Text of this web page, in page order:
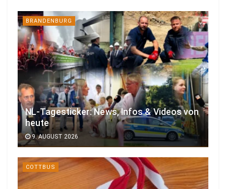
BRANDENBURG
NL-Tagesticker: News, Infos & Videos von
heute
9. AUGUST 2026
COTTBUS